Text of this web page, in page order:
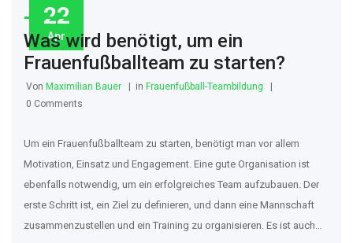
22
Apr
Was wird benötigt, um ein
Frauenfußballteam zu starten?
Von Maximilian Bauer in Frauenfußball-Teambildung
0 Comments
Um ein Frauenfußballteam zu starten, benötigt man vor allem
Motivation, Einsatz und Engagement. Eine gute Organisation ist
ebenfalls notwendig, um ein erfolgreiches Team aufzubauen. Der
erste Schritt ist, ein Ziel zu definieren, und dann eine Mannschaft
zusammenzustellen und ein Training zu organisieren. Es ist auch